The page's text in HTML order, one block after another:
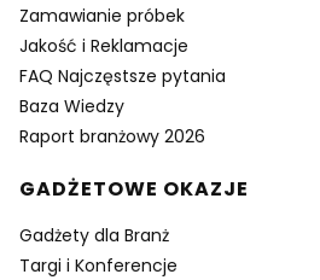
Zamawianie próbek
Jakość i Reklamacje
FAQ Najczęstsze pytania
Baza Wiedzy
Raport branżowy 2026
GADŻETOWE OKAZJE
Gadżety dla Branż
Targi i Konferencje